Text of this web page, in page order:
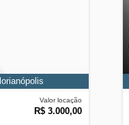
Valor locação
R$ 3.000,00